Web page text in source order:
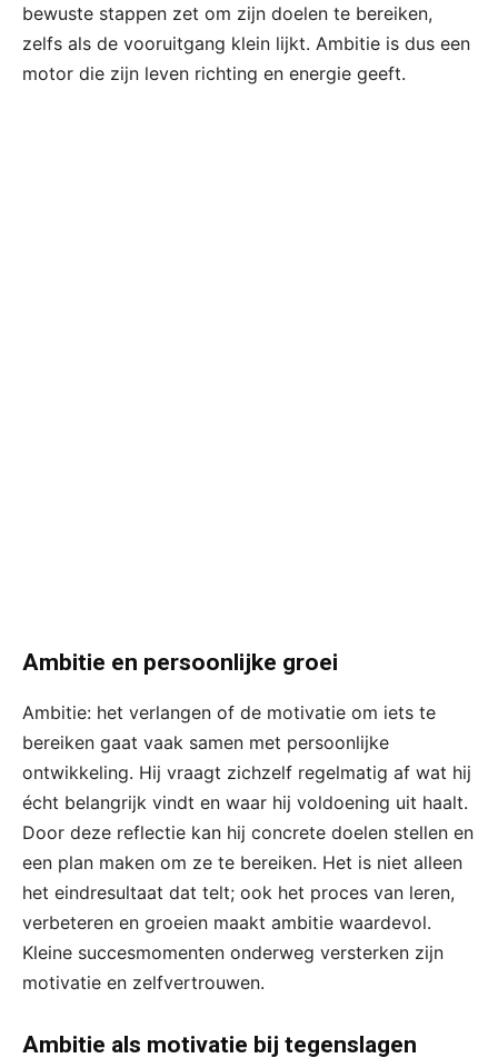
bewuste stappen zet om zijn doelen te bereiken,
zelfs als de vooruitgang klein lijkt. Ambitie is dus een
motor die zijn leven richting en energie geeft.
Ambitie en persoonlijke groei
Ambitie: het verlangen of de motivatie om iets te
bereiken gaat vaak samen met persoonlijke
ontwikkeling. Hij vraagt zichzelf regelmatig af wat hij
écht belangrijk vindt en waar hij voldoening uit haalt.
Door deze reflectie kan hij concrete doelen stellen en
een plan maken om ze te bereiken. Het is niet alleen
het eindresultaat dat telt; ook het proces van leren,
verbeteren en groeien maakt ambitie waardevol.
Kleine succesmomenten onderweg versterken zijn
motivatie en zelfvertrouwen.
Ambitie als motivatie bij tegenslagen